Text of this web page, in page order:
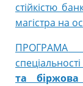
стійкістю
магістра на
ПРОГРАМА
спеціальності
та біржова